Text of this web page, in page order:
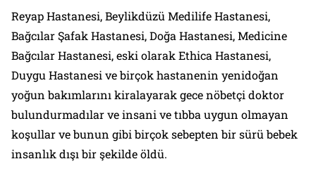
Reyap Hastanesi, Beylikdüzü Medilife Hastanesi,
Bağcılar Şafak Hastanesi, Doğa Hastanesi, Medicine
Bağcılar Hastanesi, eski olarak Ethica Hastanesi,
Duygu Hastanesi ve birçok hastanenin yenidoğan
yoğun bakımlarını kiralayarak gece nöbetçi doktor
bulundurmadılar ve insani ve tıbba uygun olmayan
koşullar ve bunun gibi birçok sebepten bir sürü bebek
insanlık dışı bir şekilde öldü.